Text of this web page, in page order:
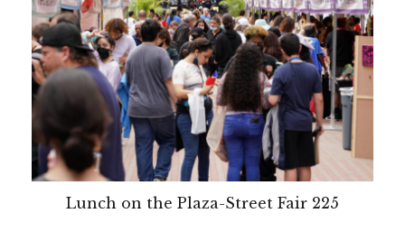
Lunch on the Plaza-Street Fair 225